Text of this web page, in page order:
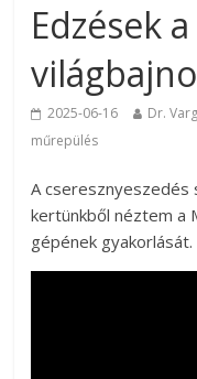
Edzések
2025-06-16 Dr.
műrepülés
A cseresznyeszedés
kertünkből néztem a
gépének gyakorlását.